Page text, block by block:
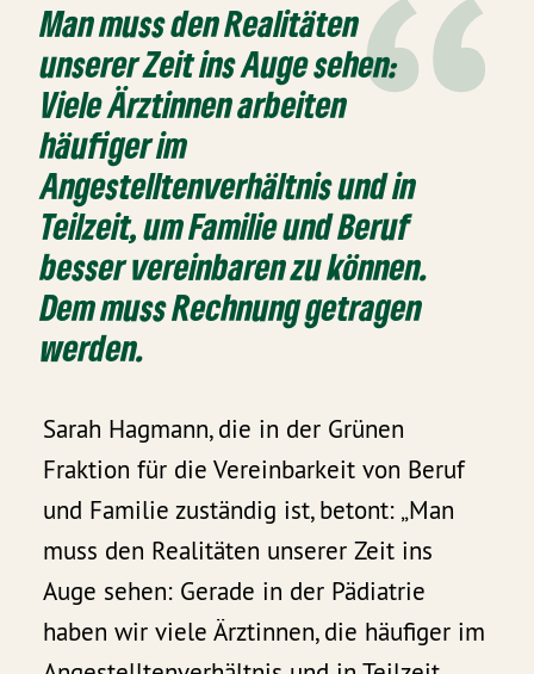
Man muss den Realitäten
unserer Zeit ins Auge sehen:
Viele Ärztinnen arbeiten
häufiger im
Angestelltenverhältnis und in
Teilzeit, um Familie und Beruf
besser vereinbaren zu können.
Dem muss Rechnung getragen
werden.
Sarah Hagmann, die in der Grünen
Fraktion für die Vereinbarkeit von Beruf
und Familie zuständig ist, betont: „Man
muss den Realitäten unserer Zeit ins
Auge sehen: Gerade in der Pädiatrie
haben wir viele Ärztinnen, die häufiger im